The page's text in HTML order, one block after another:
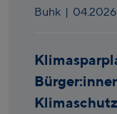
Buhk | 04.2026